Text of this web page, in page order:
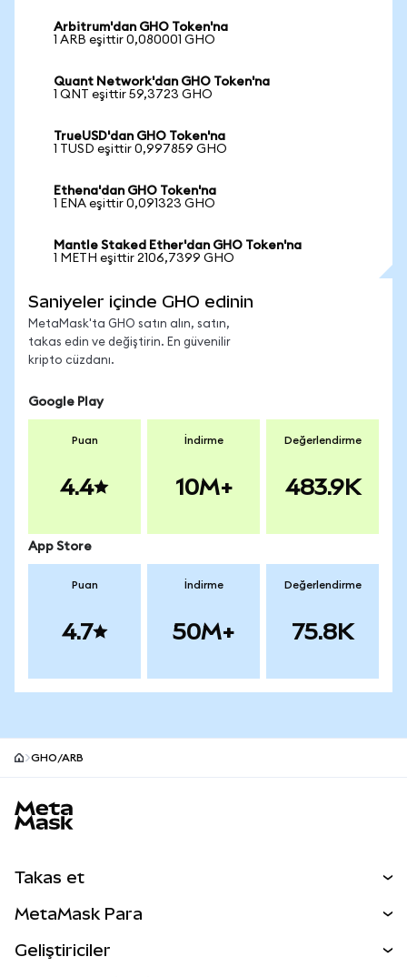
Arbitrum'dan GHO Token'na
1 ARB eşittir 0,080001 GHO
Quant Network'dan GHO Token'na
1 QNT eşittir 59,3723 GHO
TrueUSD'dan GHO Token'na
1 TUSD eşittir 0,997859 GHO
Ethena'dan GHO Token'na
1 ENA eşittir 0,091323 GHO
Mantle Staked Ether'dan GHO Token'na
1 METH eşittir 2106,7399 GHO
Saniyeler içinde GHO edinin
MetaMask'ta GHO satın alın, satın,
takas edin ve değiştirin. En güvenilir
kripto cüzdanı.
Google Play
Puan
4.4
İndirme
10M+
Değerlendirme
483.9K
App Store
Puan
4.7
İndirme
50M+
Değerlendirme
75.8K
GHO/ARB
Takas et
Perps
MetaMask Para
Geliştiriciler